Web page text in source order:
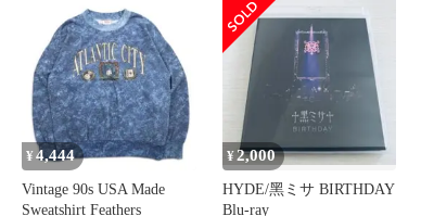
¥ 4,444
Vintage 90s USA Made
Sweatshirt Feathers
¥2,000
HYDE/黑ミサ BIRTHDAY
Blu-ray